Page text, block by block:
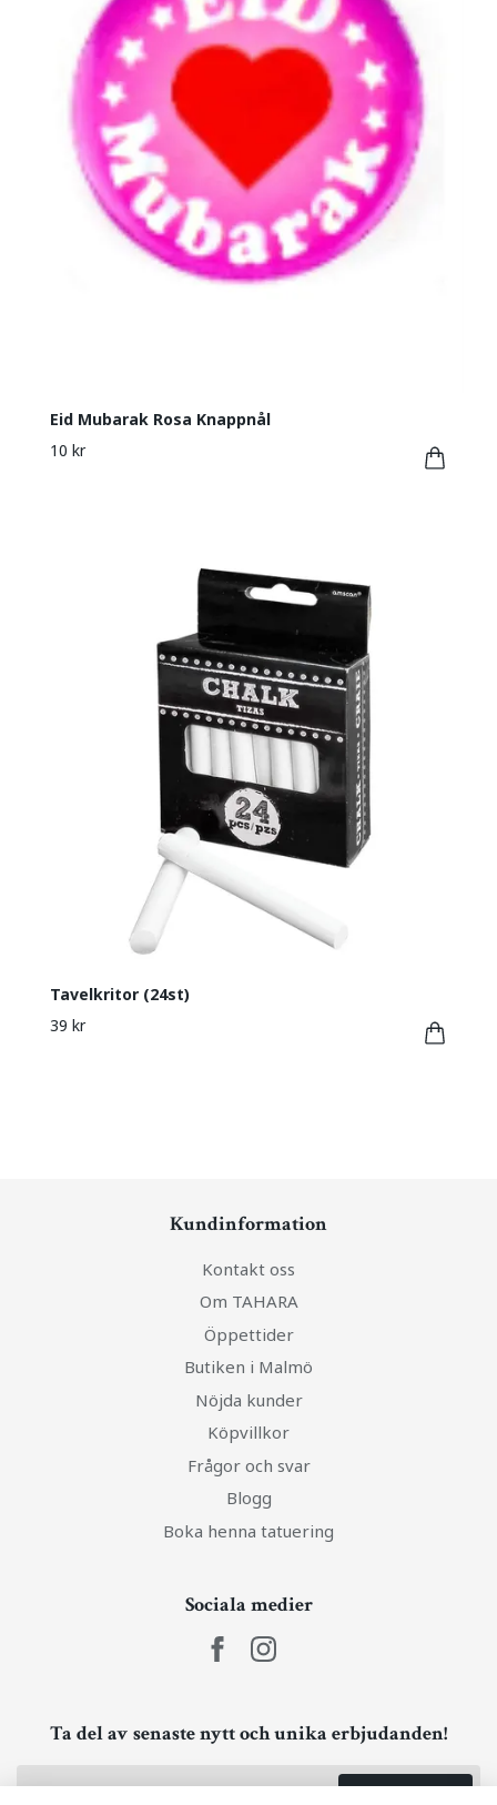
Eid Mubarak Rosa Knappnål
10 kr
Tavelkritor (24st)
39 kr
Kundinformation
Kontakt oss
Om TAHARA
Öppettider
Butiken i Malmö
Nöjda kunder
Köpvillkor
Frågor och svar
Blogg
Boka henna tatuering
Sociala medier
Ta del av senaste nytt och unika erbjudanden!